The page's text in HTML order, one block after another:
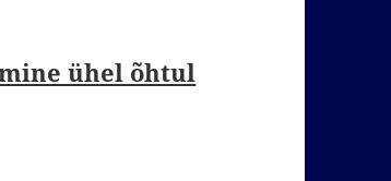
ühel õhtul